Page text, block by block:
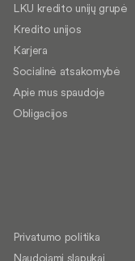
LKU kredito unijų grupė
Kredito unijos
Karjera
Socialinė atsakomybė
Apie mus spaudoje
Obligacijos
Privatumo politika
Naudojami slapukai